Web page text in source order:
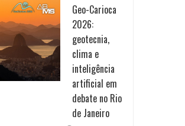
Geo-Carioca
2026:
geotecnia,
clima e
inteligência
artificial em
debate no Rio
de Janeiro